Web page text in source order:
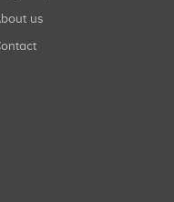
About us
Contact